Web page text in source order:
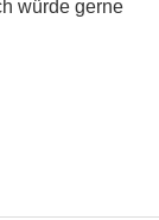
würde gerne